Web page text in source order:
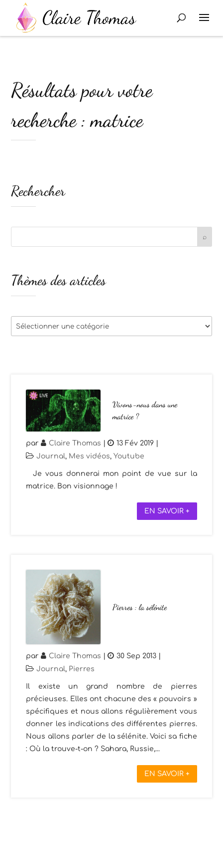
Résultats pour votre
recherche : matrice
Vivons-nous dans une
matrice ?
par Claire Thomas | 13 Fév 2019
Journal, Mes vidéos,Youtube
Je vous donnerai mon point de vue sur la
matrice. Bon visionnage !
EN SAVOIR +
Pierres : la sélénite
par Claire Thomas | 30 Sep 2013
Journal, Pierres
Il existe un grand nombre de pierres
précieuses. Elles ont chacune des « pouvoirs »
spécifiques et nous allons régulièrement vous
donner les indications des différentes pierres.
Nous allons parler de la sélénite. Voici sa fiche
: Où la trouve-t-on ? Sahara, Russie,...
EN SAVOIR +
Rechercher
Thèmes des articles
Thèmes
des